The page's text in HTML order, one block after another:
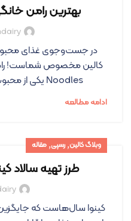
بهترین رامن
در جست‌وجوی غذای
Noodles یکی از محبوب‌ترین غذاهای آسیایی...
ادامه مطالعه
وبلاگ کالین,رسپی, مقاله
طرز تهیه سالاد
کینوا سال‌هاست که